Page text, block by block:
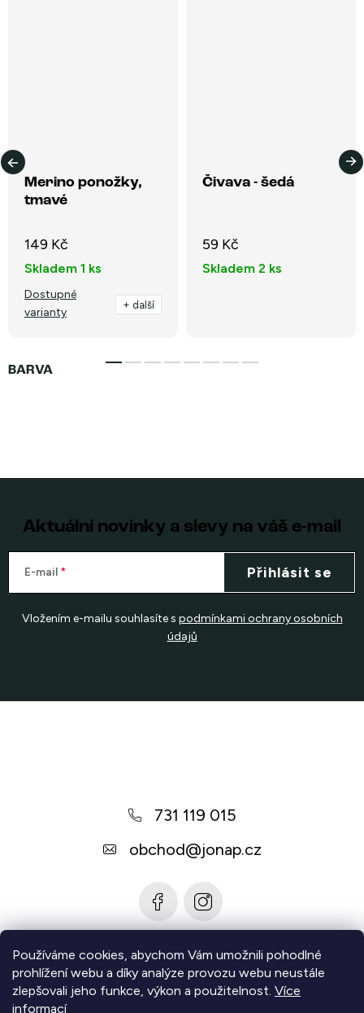
Používáme cookies, abychom Vám umožnili pohodlné
prohlížení webu a díky analýze provozu webu neustále
zlepšovali jeho funkce, výkon a použitelnost. Více
informací
Merino ponožky,
tmavé
149 Kč
Skladem 1 ks
Dostupné
varianty
+ další
Čivava - šedá
59 Kč
Skladem 2 ks
Aktuální novinky a slevy na váš e-mail
E-mail
Vložením e-mailu souhlasíte s podmínkami ochrany osobních
údajů
Přihlásit se
731 119 015
obchod@jonap.cz
Informace pro vás